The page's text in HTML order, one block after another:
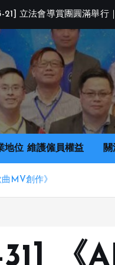
-21 立法會導賞團 圓滿舉行｜
地位 維護僱員權益
MV創作》
31] 《